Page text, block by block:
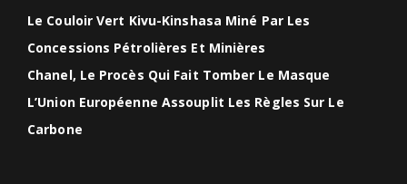
Le Couloir Vert Kivu-Kinshasa Miné Par Les
Concessions Pétrolières Et Minières
Chanel, Le Procès Qui Fait Tomber Le Masque
L’Union Européenne Assouplit Les Règles Sur Le
Carbone